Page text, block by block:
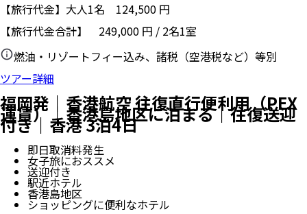
【旅行代金】大人1名 124,500 円
【旅行代金合計】 249,000 円 / 2名1室
燃油・リゾートフィー込み、諸税（空港税など）等別
ツアー詳細
福岡発｜香港航空 往復直行便利用（PEX
運賃）｜香港島地区に泊まる｜往復送迎
付き｜香港 3泊4日
即日取消料発生
女子旅におススメ
送迎付き
駅近ホテル
香港島地区
ショッピングに便利なホテル